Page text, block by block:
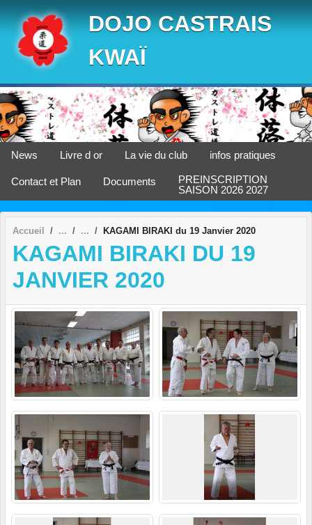
DOJO CASTRAIS
KWAÏ
News Livre d or La vie du club infos pratiques
Contact et Plan Documents
PREINSCRIPTION
SAISON 2026 2027
Accueil KAGAMI BIRAKI du 19 Janvier 2020
KAGAMI BIRAKI DU 19
JANVIER 2020
Panneau de gestion des cookies